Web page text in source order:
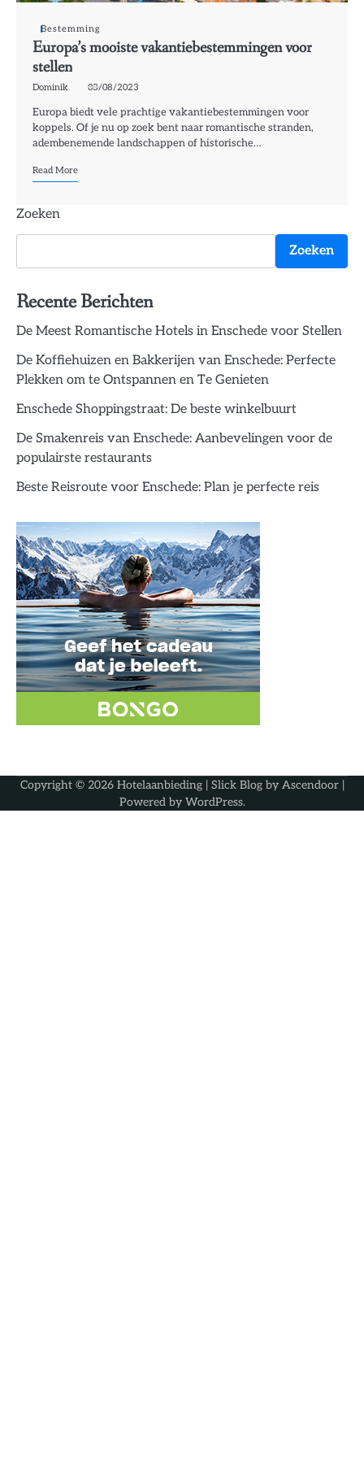
Bestemming
Europa’s mooiste vakantiebestemmingen voor
stellen
Dominik 03/08/2023
Europa biedt vele prachtige vakantiebestemmingen voor
koppels. Of je nu op zoek bent naar romantische stranden,
adembenemende landschappen of historische…
Read More
Zoeken
Zoeken
Recente Berichten
De Meest Romantische Hotels in Enschede voor Stellen
De Koffiehuizen en Bakkerijen van Enschede: Perfecte
Plekken om te Ontspannen en Te Genieten
Enschede Shoppingstraat: De beste winkelbuurt
De Smakenreis van Enschede: Aanbevelingen voor de
populairste restaurants
Beste Reisroute voor Enschede: Plan je perfecte reis
Copyright © 2026 Hotelaanbieding| Slick Blog by Ascendoor|
Powered by WordPress.